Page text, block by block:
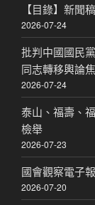
【目錄】新聞稿
2026-07-24
批判中國國民
同志轉移輿論
2026-07-24
泰山、福壽、
檢舉
2026-07-23
國會觀察電子
2026-07-20